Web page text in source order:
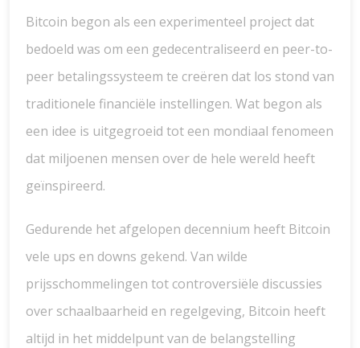
Bitcoin begon als een experimenteel project dat
bedoeld was om een gedecentraliseerd en peer-to-
peer betalingssysteem te creëren dat los stond van
traditionele financiële instellingen. Wat begon als
een idee is uitgegroeid tot een mondiaal fenomeen
dat miljoenen mensen over de hele wereld heeft
geïnspireerd.
Gedurende het afgelopen decennium heeft Bitcoin
vele ups en downs gekend. Van wilde
prijsschommelingen tot controversiële discussies
over schaalbaarheid en regelgeving, Bitcoin heeft
altijd in het middelpunt van de belangstelling